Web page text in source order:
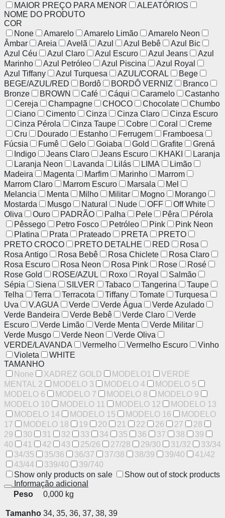
MAIOR PREÇO PARA MENOR
ALEATÓRIOS
NOME DO PRODUTO
COR
None
Amarelo Amarelo Limão
Amarelo Neon
Âmbar
Areia Avelã Azul Azul Bebê
Azul Bic
Azul Céu
Azul Claro Azul Escuro Azul Jeans
Azul
Marinho
Azul Petróleo Azul Piscina
Azul Royal
Azul Tiffany
Azul Turquesa AZUL/CORAL
Bege
BEGE/AZUL/RED
Bordô BORDÔ VERNIZ
Branco
Bronze
BROWN Café Cáqui Caramelo
Castanho
Cereja
Champagne CHOCO Chocolate
Chumbo
Ciano
Cimento Cinza Cinza Claro
Cinza Escuro
Cinza Pérola
Cinza Taupe Cobre Coral
Creme
Cru
Dourado Estanho Ferrugem
Framboesa
Fúcsia
Fumê Gelo Goiaba Gold Grafite
Grená
Indigo
Jeans Claro Jeans Escuro KHAKI
Laranja
Laranja Neon
Lavanda Lilás LIMA
Limão
Madeira
Magenta Marfim Marinho
Marrom
Marrom Claro
Marrom Escuro Marsala
Mel
Melancia
Menta Milho Militar Mogno
Morango
Mostarda
Musgo Natural Nude OFF
Off White
Oliva
Ouro PADRÃO Palha Pele Pêra
Pérola
Pêssego
Petro Fosco Petróleo Pink
Pink Neon
Platina
Prata Prateado PRETA
PRETO
PRETO CROCO
PRETO DETALHE RED
Rosa
Rosa Antigo
Rosa Bebê Rosa Chiclete
Rosa Claro
Rosa Escuro
Rosa Neon Rosa Pink Rose
Rosé
Rose Gold
ROSE/AZUL Roxo Royal
Salmão
Sépia
Siena SILVER Tabaco Tangerina
Taupe
Telha
Terra Terracota Tiffany Tomate
Turquesa
Uva
V.AGUA Verde Verde Água
Verde Azulado
Verde Bandeira
Verde Bebê Verde Claro
Verde
Escuro
Verde Limão Verde Menta
Verde Militar
Verde Musgo
Verde Neon
Verde Oliva
VERDE/LAVANDA
Vermelho Vermelho Escuro
Vinho
Violeta
WHITE
TAMANHO
None
XADREZ GOLD MODELO1
VERDE
MENTAL 2
MODELO 3 MODELO 4
MODELO 5
MODELO 6
MODELO 7 MODELO 8
MODELO 9
MODELO 10
MODELO 11 MODELO 12
MODELO 13
MODELO 14
MODELO 15 MODELO 16
MODELO
17
MODELO 18 19 20 21 22 26 27
28
29
30 31 32 33 34 35 36 37 38
39
40
41 42 43 25/26 27/28 29/30 31/32
33/34
34/35
35/36 36/37 37/38 38/39 39/40
41/42
43/44
339/40
39/740
Show only products on sale
Show out of stock products
Informação adicional
Peso
0,000 kg
Tamanho 34, 35, 36, 37, 38, 39